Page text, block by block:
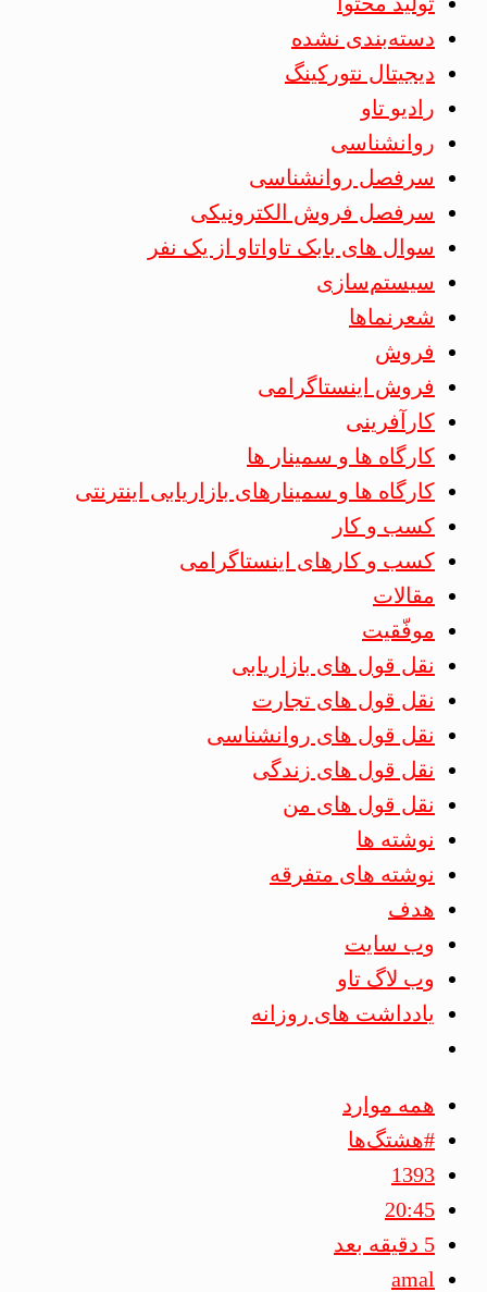
دسته‌بندی نشده
دیجیتال نتورکینگ
رادیو تاو
روانشناسی
سرفصل روانشناسی
سرفصل فروش الکترونیکی
سوال های بابک تاواتاو از یک نفر
سیستم‌سازی
شعرنماها
فروش
فروش اینستاگرامی
کارآفرینی
کارگاه ها و سمینار ها
کارگاه ها و سمینارهای بازاریابی اینترنتی
کسب و کار
کسب و کارهای اینستاگرامی
مقالات
موفّقیت
نقل قول های بازاریابی
نقل قول های تجارت
نقل قول های روانشناسی
نقل قول های زندگی
نقل قول های من
نوشته ها
نوشته های متفرقه
هدف
وب سایت
وب لاگ تاو
یادداشت های روزانه
همه موارد
#هشتگ‌ها
1393
20:45
5 دقیقه بعد
amal